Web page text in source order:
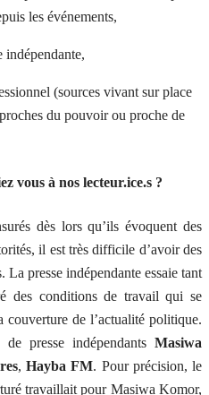
les événements,
indépendante,
(sources vivant sur place
du pouvoir ou proche de
vous à nos lecteur.ice.s ?
dès lors qu’ils évoquent des
il est très difficile d’avoir des
presse indépendante essaie tant
des conditions de travail qui se
de l’actualité politique.
presse indépendants Masiwa
,Hayba FM. Pour précision, le
travaillait pour Masiwa Komor,